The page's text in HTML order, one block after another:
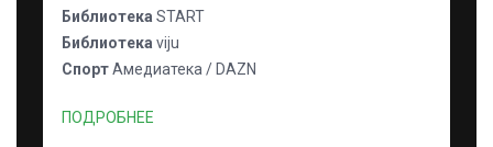
Библиотека START
Библиотека viju
СпортАмедиатека / DAZN
ПОДРОБНЕЕ